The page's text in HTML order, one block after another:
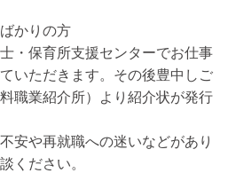
かりの方
・保育所支援センターでお仕事
いただきます。その後豊中しご
職業紹介所）より紹介状が発行
安や再就職への迷いなどがあり
ください。